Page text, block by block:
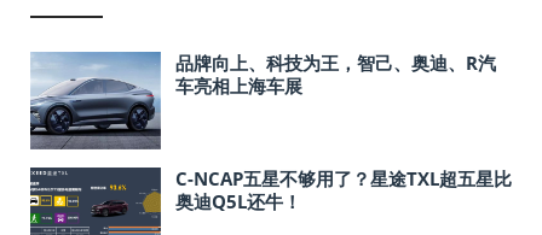
品牌向上、科技为王，智己、奥迪、R汽
车亮相上海车展
C-NCAP五星不够用了？星途TXL超五星比
奥迪Q5L还牛！